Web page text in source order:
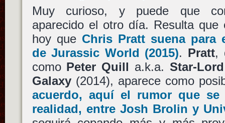
Muy curioso, y puede que
aparecido el otro día. Resulta que
hoy que Chris Prattsuena para
deJurassic World (2015). Pratt,
como Peter Quill a.k.a. Star-Lord
Galaxy(2014), aparece como
acuerdo, aquí el rumor que se
realidad, entre Josh Brolin y